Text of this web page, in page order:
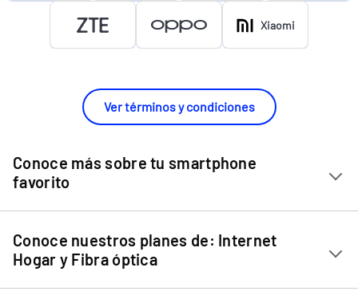
Xiaomi
Ver términos y condiciones
Conoce más sobre tu smartphone
favorito
Chip Entel
Apple iPhone 11
Apple iPhone 12 Mini
Conoce nuestros planes de: Internet
Hogar y Fibra óptica
Internet Hogar